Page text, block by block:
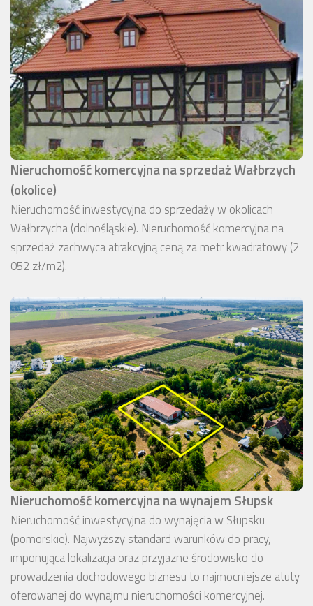
Nieruchomość komercyjna na sprzedaż Wałbrzych
(okolice)
Nieruchomość inwestycyjna do sprzedaży w okolicach
Wałbrzycha (dolnośląskie). Nieruchomość komercyjna na
sprzedaż zachwyca atrakcyjną ceną za metr kwadratowy (2
052 zł/m2).
Nieruchomość komercyjna na wynajem Słupsk
Nieruchomość inwestycyjna do wynajęcia w Słupsku
(pomorskie). Najwyższy standard warunków do pracy,
imponująca lokalizacja oraz przyjazne środowisko do
prowadzenia dochodowego biznesu to najmocniejsze atuty
oferowanej do wynajmu nieruchomości komercyjnej.